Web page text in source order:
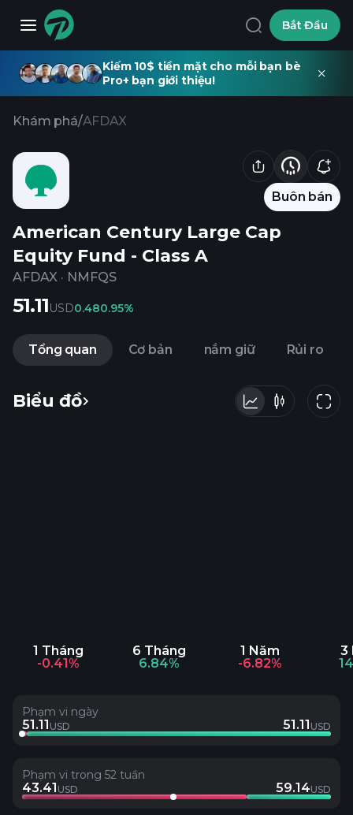
Bắt Đầu
Kiếm 10$ tiền mặt cho mỗi bạn bè
Pro+ bạn giới thiệu!
Khám phá/AFDAX
Buôn bán
American Century Large Cap
Equity Fund - Class A
AFDAX · NMFQS
51.11USD0.480.95%
Tổng quan Cơ bản nắm giữ Rủi ro
Biểu đồ
1 Tháng
-0.41%
6 Tháng
6.84%
1 Năm
-6.82%
3
Phạm vi ngày
51.11 USD 51.11 USD
Phạm vi trong 52 tuần
43.41 USD 59.14USD